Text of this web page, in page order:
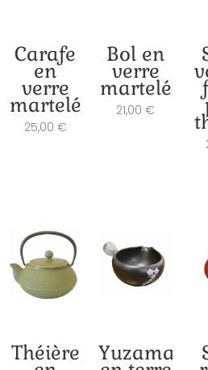
Carafe
en
verre
martelé
25,00 €
Bol en
verre
martelé
21,00 €
Théière Yuzamashi